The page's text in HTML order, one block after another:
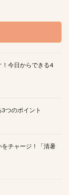
！今日からできる4
つのポイント
をチャージ！「清暑